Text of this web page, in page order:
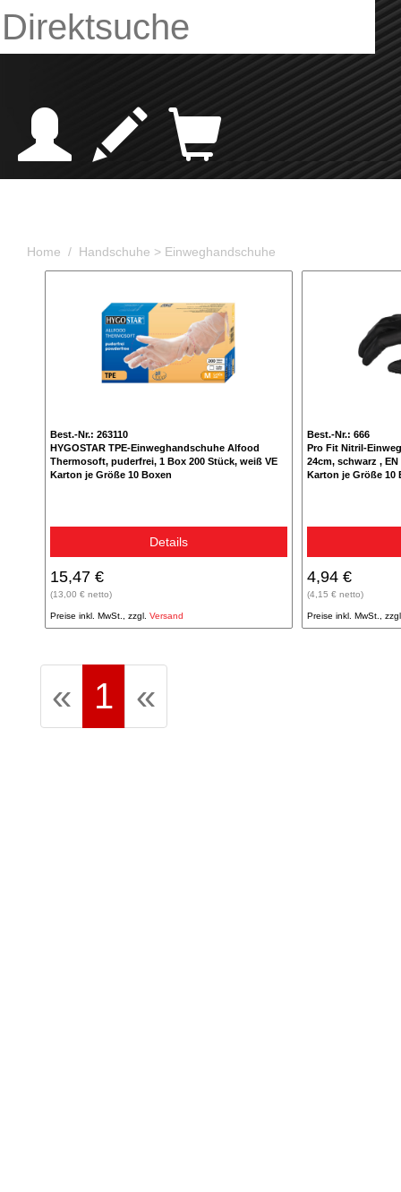
Home / Handschuhe > Einweghandschuhe
Best.-Nr.: 263110
HYGOSTAR TPE-Einweghandschuhe Alfood
Thermosoft, puderfrei, 1 Box 200 Stück, weiß VE
Karton je Größe 10 Boxen
Details
15,47 €
(13,00 € netto)
Preise inkl. MwSt., zzgl. Versand
Best.-Nr.: 666
Pro Fit Nitril-
24cm, schwarz , EN
Karton je Größe 10
4,94 €
(4,15 € netto)
Preise inkl. MwSt.,
« 1 (aktuell)
«